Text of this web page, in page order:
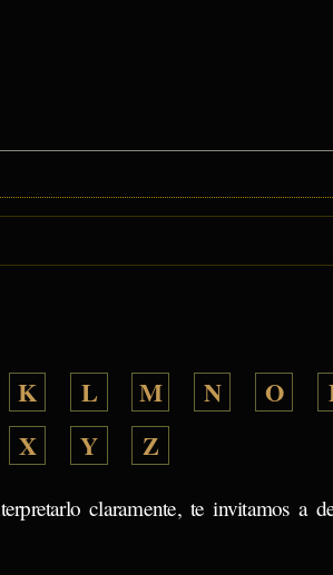
K L M N O
X Y Z
claramente, te invitamos a